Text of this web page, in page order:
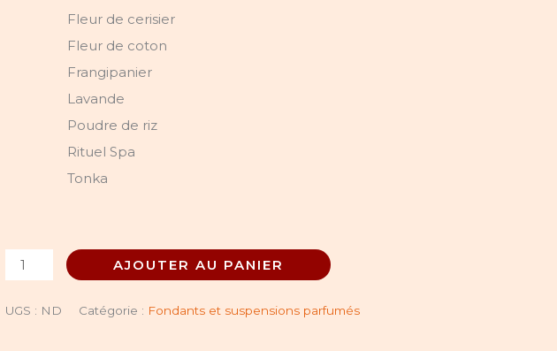
Fleur de cerisier
Fleur de coton
Frangipanier
Lavande
Poudre de riz
Rituel Spa
Tonka
AJOUTER AU PANIER
UGS : ND Catégorie : Fondants et suspensions parfumés